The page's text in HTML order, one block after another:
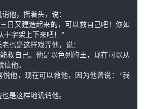
他，摇着头，说：
日又建造起来的，可以救自己吧！你如
十字架上下来吧！”
也是这样戏弄他，说：
救自己。他是以色列的王，现在可以从
他。
他，现在可以救他，因为他曾说：‘我
是这样地讥诮他。